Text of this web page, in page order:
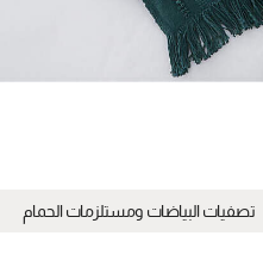
تصفيات البياضات ومستلزمات الحمام